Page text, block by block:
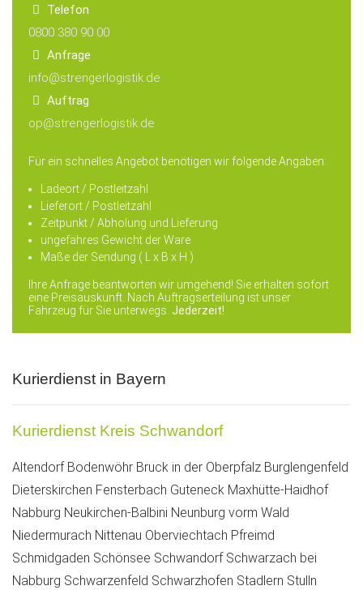
Telefon
0800 380 90 00
Anfrage
info@strengerlogistik.de
Auftrag
op@strengerlogistik.de
Für ein schnelles Angebot benötigen wir folgende Angaben:
Ladeort / Postleitzahl
Lieferort / Postleitzahl
Zeitpunkt / Abholung und Lieferung
ungefähres Gewicht der Ware
Maße der Sendung ( L x B x H )
Ihre Anfrage beantworten wir umgehend! Sie erhalten sofort
eine Preisauskunft. Nach Auftragserteilung ist unser
Fahrzeug für Sie unterwegs. Jederzeit!
Kurierdienst in Bayern
Kurierdienst Kreis Schwandorf
Altendorf Bodenwöhr Bruck in der Oberpfalz Burglengenfeld
Dieterskirchen Fensterbach Guteneck Maxhütte-Haidhof
Nabburg Neukirchen-Balbini Neunburg vorm Wald
Niedermurach Nittenau Oberviechtach Pfreimd
Schmidgaden Schönsee Schwandorf Schwarzach bei
Nabburg Schwarzenfeld Schwarzhofen Stadlern Stulln